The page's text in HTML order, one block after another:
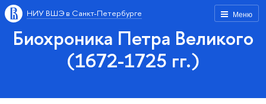
Меню
НИУ ВШЭ в Санкт-Петербурге
Биохроника Петра Великого
(1672-1725 гг.)